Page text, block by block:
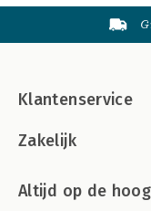
Klantenservice
Zakelijk
Altijd op de